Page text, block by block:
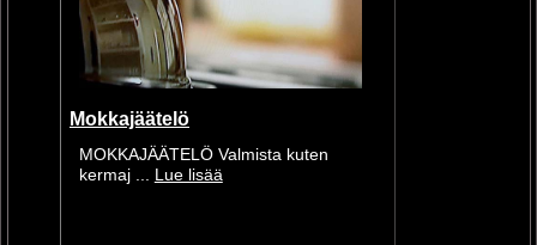
Mokkajäätelö
MOKKAJÄÄTELÖ Valmista kuten
kermaj ... Lue lisää